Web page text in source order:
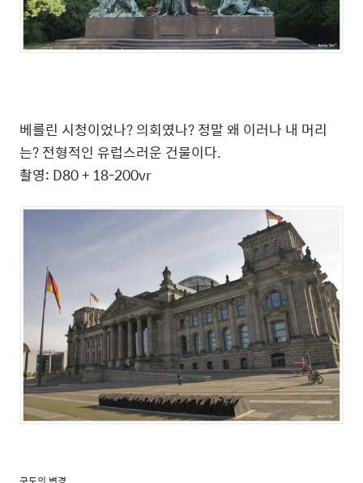
베를린 시청이었나? 의회였나? 정말 왜 이러나 내 머리
는? 전형적인 유럽스러운 건물이다.
촬영: D80 + 18-200vr